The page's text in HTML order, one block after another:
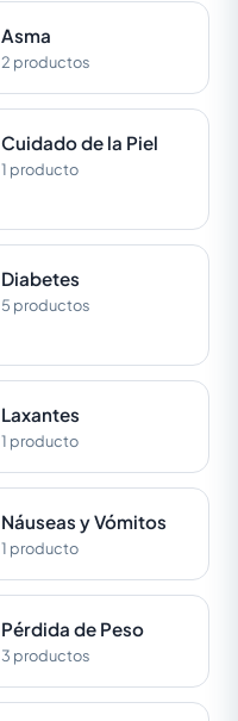
Asma
2 productos
Cuidado de la Piel
1 producto
Diabetes
5 productos
Laxantes
1 producto
Náuseas y Vómitos
1 producto
Pérdida de Peso
3 productos